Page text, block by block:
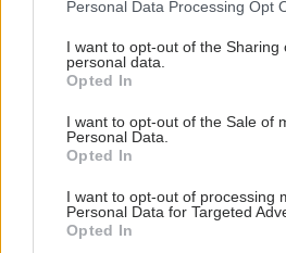
not limited to your visit or usage
grant or deny consent to Google
use your data for below specified
consent section.
Personal Data Processing Opt
I want to opt-out of the Sharing
personal data.
Opted In
I want to opt-out of the Sale of
Personal Data.
Opted In
I want to opt-out of processing
Personal Data for Targeted
Opted In
Ψείρες
Προσθέστε το iatronet.gr στο
shares